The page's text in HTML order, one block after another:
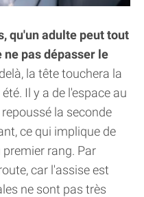
qu'un adulte peut tout
pas dépasser le
la tête touchera la
Il y a de l'espace au
la seconde
ce qui implique de
rang. Par
car l'assise est
ne sont pas très